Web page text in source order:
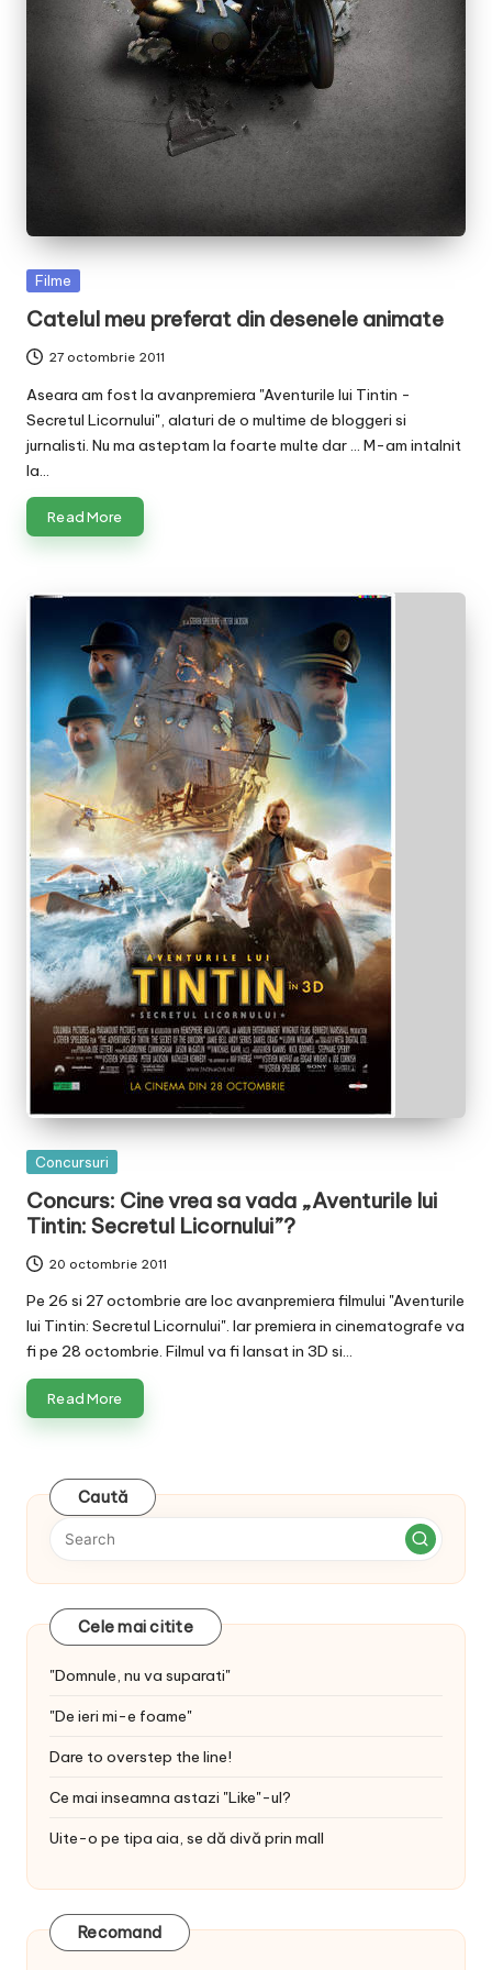
c
e
Posted
Filme
Catelul meu preferat din desenele animate
27 octombrie 2011
Aseara am fost la avanpremiera "Aventurile lui Tintin -
Secretul Licornului", alaturi de o multime de bloggeri si
jurnalisti. Nu ma asteptam la foarte multe dar ... M-am intalnit
la…
Read More
Posted
Concursuri
Concurs: Cine vrea sa vada „Aventurile lui
Tintin: Secretul Licornului”?
20 octombrie 2011
Pe 26 si 27 octombrie are loc avanpremiera filmului "Aventurile
lui Tintin: Secretul Licornului". Iar premiera in cinematografe va
fi pe 28 octombrie. Filmul va fi lansat in 3D si…
Read More
Caută
Cele mai citite
"Domnule, nu va suparati"
"De ieri mi-e foame"
Dare to overstep the line!
Ce mai inseamna astazi "Like"-ul?
Uite-o pe tipa aia, se dă divă prin mall
Recomand